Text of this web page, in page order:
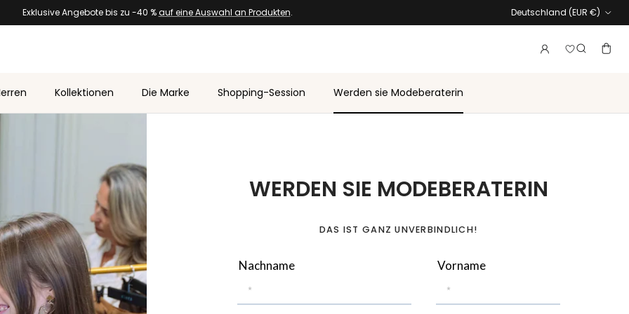
Exklusive Angebote bis zu -40 %auf eine Auswahl an Produkten. Deutschland (EUR €)
Konto Melden
Suche
Kollektionen Die Marke Shopping-Session Werden sie Modeberaterin
WERDEN SIE MODEBERATERIN
DAS IST GANZ UNVERBINDLICH!